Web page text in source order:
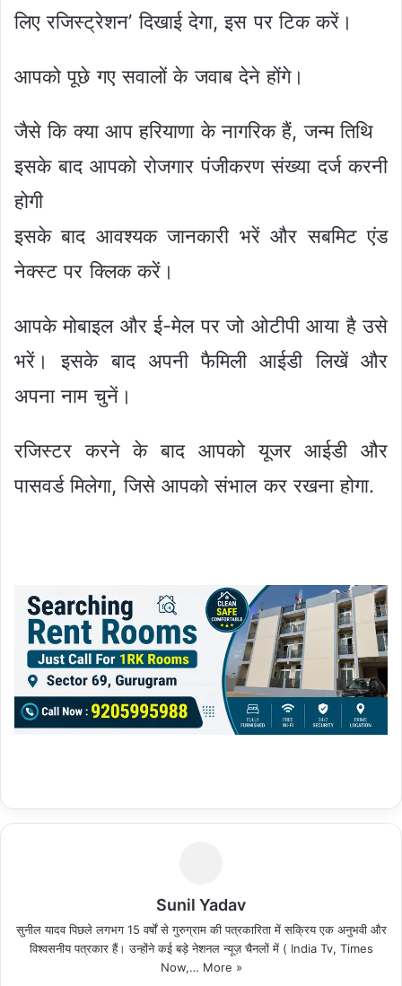
लिए रजिस्ट्रेशन’ दिखाई देगा, इस पर टिक करें।
आपको पूछे गए सवालों के जवाब देने होंगे।
जैसे कि क्या आप हरियाणा के नागरिक हैं, जन्म तिथि
इसके बाद आपको रोजगार पंजीकरण संख्या दर्ज करनी
होगी
इसके बाद आवश्यक जानकारी भरें और सबमिट एंड
नेक्स्ट पर क्लिक करें।
आपके मोबाइल और ई-मेल पर जो ओटीपी आया है उसे
भरें। इसके बाद अपनी फैमिली आईडी लिखें और
अपना नाम चुनें।
रजिस्टर करने के बाद आपको यूजर आईडी और
पासवर्ड मिलेगा, जिसे आपको संभाल कर रखना होगा.
Sunil Yadav
सुनील यादव पिछले लगभग 15 वर्षों से गुरुग्राम की पत्रकारिता में सक्रिय एक अनुभवी और
विश्वसनीय पत्रकार हैं। उन्होंने कई बड़े नेशनल न्यूज़ चैनलों में ( India Tv, Times
Now,… More »